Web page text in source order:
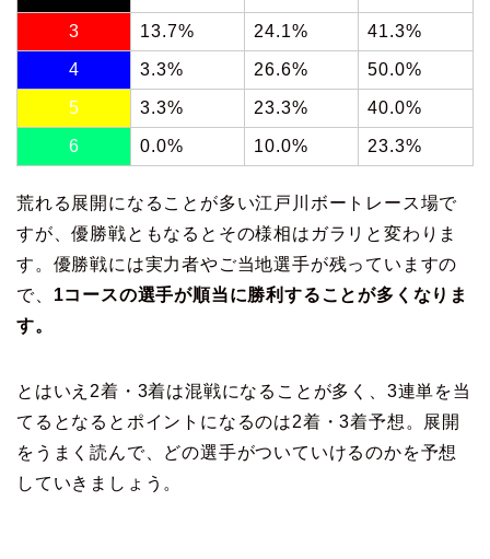
3 13.7% 24.1% 41.3%
4 3.3% 26.6% 50.0%
5 3.3% 23.3% 40.0%
6 0.0% 10.0% 23.3%
荒れる展開になることが多い江戸川ボートレース場で
すが、優勝戦ともなるとその様相はガラリと変わりま
す。優勝戦には実力者やご当地選手が残っていますの
で、 1コースの選手が順当に勝利することが多くなりま
す。
とはいえ2着・3着は混戦になることが多く、3連単を当
てるとなるとポイントになるのは2着・3着予想。展開
をうまく読んで、どの選手がついていけるのかを予想
していきましょう。